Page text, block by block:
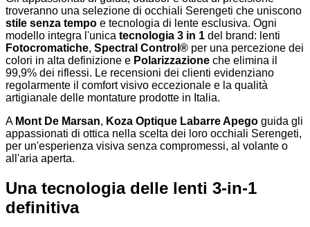
troveranno una selezione di occhiali Serengeti che uniscono
stile senza tempo e tecnologia di lente esclusiva. Ogni
modello integra l'unica tecnologia 3 in 1 del brand: lenti
Fotocromatiche, Spectral Control® per una percezione dei
colori in alta definizione e Polarizzazione che elimina il
99,9% dei riflessi. Le recensioni dei clienti evidenziano
regolarmente il comfort visivo eccezionale e la qualità
artigianale delle montature prodotte in Italia.
A Mont De Marsan, Koza Optique Labarre Apego guida gli
appassionati di ottica nella scelta dei loro occhiali Serengeti,
per un'esperienza visiva senza compromessi, al volante o
all'aria aperta.
Una tecnologia delle lenti 3-in-1
definitiva